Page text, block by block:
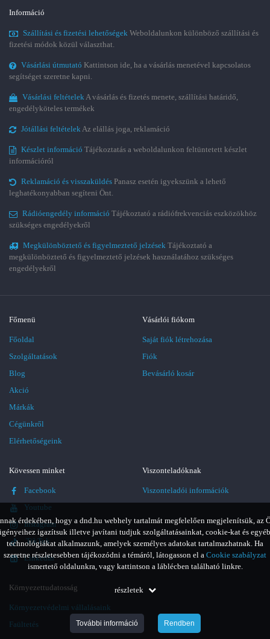
érdekében, hogy a dnd.hu webhely tartalmát megfelelően megjelenítsük, az
igényeihez igazítsuk illetve javítani tudjuk szolgáltatásainkat, cookie-kat és egyéb
technológiákat alkalmazunk, amelyek személyes adatokat tartalmazhatnak. Ha
szeretne részletesebben tájékozódni a témáról, látogasson el a Cookie szabályzat
ismertető oldalunkra, vagy kattintson a láblécben található linkre.
részletek
További információ Rendben
Információ
Szállítási és fizetési lehetőségek Weboldalunkon különböző szállítási és
fizetési módok közül választhat.
Vásárlási útmutató Kattintson ide, ha a vásárlás menetével kapcsolatos
segítséget szeretne kapni.
Vásárlási feltételekA vásárlás és fizetés menete, szállítási határidő,
engedélyköteles termékek
Jótállási feltételekAz elállás joga, reklamáció
Készlet információ Tájékoztatás a weboldalunkon feltüntetett készlet
információról
Reklamáció és visszaküldés Panasz esetén igyekszünk a lehető
leghatékonyabban segíteni Önt.
Rádióengedély információ Tájékoztató a rádiófrekvenciás eszközökhöz
szükséges engedélyekről
Megkülönböztető és figyelmeztető jelzések Tájékoztató a
megkülönböztető és figyelmeztető jelzések használatához szükséges
engedélyekről
Főmenü
Főoldal
Szolgáltatások
Blog
Akció
Márkák
Cégünkről
Elérhetőségeink
Vásárlói fiókom
Saját fiók létrehozása
Fiók
Bevásárló kosár
Kövessen minket
Facebook
Youtube
Instagram
TikTok
LinkedIn
Viszonteladóknak
Viszonteladói információk
Környezettudatosság
Környezetvédelmi vállalásaink
Faültetés